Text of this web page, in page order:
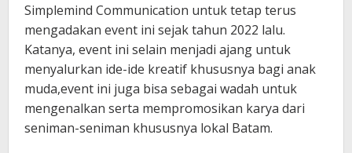
Simplemind Communication untuk tetap terus
mengadakan event ini sejak tahun 2022 lalu.
Katanya, event ini selain menjadi ajang untuk
menyalurkan ide-ide kreatif khususnya bagi anak
muda,event ini juga bisa sebagai wadah untuk
mengenalkan serta mempromosikan karya dari
seniman-seniman khususnya lokal Batam.